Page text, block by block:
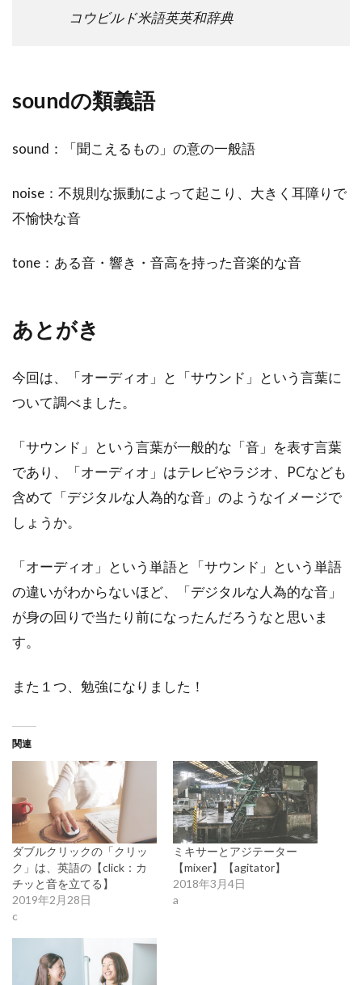
コウビルド米語英英和辞典
soundの類義語
sound：「聞こえるもの」の意の一般語
noise：不規則な振動によって起こり、大きく耳障りで
不愉快な音
tone：ある音・響き・音高を持った音楽的な音
あとがき
今回は、「オーディオ」と「サウンド」という言葉に
ついて調べました。
「サウンド」という言葉が一般的な「音」を表す言葉
であり、「オーディオ」はテレビやラジオ、PCなども
含めて「デジタルな人為的な音」のようなイメージで
しょうか。
「オーディオ」という単語と「サウンド」という単語
の違いがわからないほど、「デジタルな人為的な音」
が身の回りで当たり前になったんだろうなと思いま
す。
また１つ、勉強になりました！
関連
ダブルクリックの「クリッ
ク」は、英語の【click：カ
チッと音を立てる】
2019年2月28日
c
ミキサーとアジテーター
【mixer】【agitator】
2018年3月4日
a